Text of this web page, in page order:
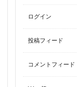
ログイン
投稿フィード
コメントフィード